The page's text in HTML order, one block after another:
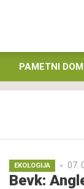
PAMETNI DOM
EKOLOGIJA 07.
Bevk: